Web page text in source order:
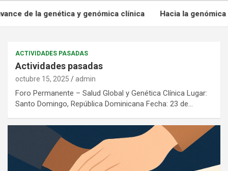
genética y genómica clínica Hacia la genómica clínica
ACTIVIDADES PASADAS
Actividades pasadas
octubre 15, 2025 admin
Foro Permanente – Salud Global y Genética Clínica Lugar:
Santo Domingo, República Dominicana Fecha: 23 de…